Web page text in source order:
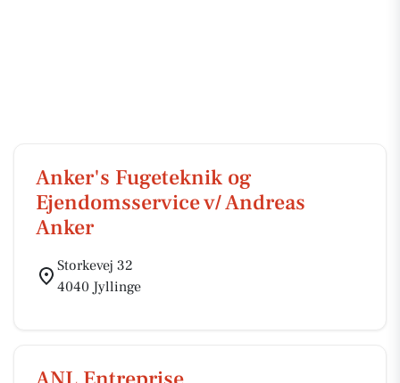
Anker's Fugeteknik og
Ejendomsservice v/ Andreas
Anker
Storkevej 32
4040 Jyllinge